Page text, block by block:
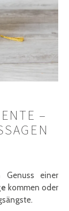
–
einer
kommen oder